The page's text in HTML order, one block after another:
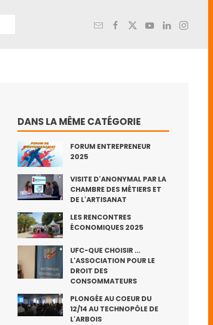
DANS LA MÊME CATÉGORIE
FORUM ENTREPRENEUR
2025
VISITE D'ANONYMAL PAR LA
CHAMBRE DES MÉTIERS ET
DE L'ARTISANAT
LES RENCONTRES
ÉCONOMIQUES 2025
UFC-QUE CHOISIR ...
L'ASSOCIATION POUR LE
DROIT DES
CONSOMMATEURS
PLONGÉE AU COEUR DU
12/14 AU TECHNOPÔLE DE
L'ARBOIS